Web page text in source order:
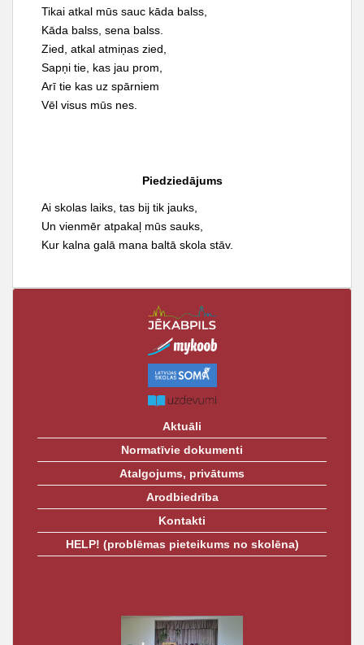
Tikai atkal mūs sauc kāda balss,
Kāda balss, sena balss.
Zied, atkal atmiņas zied,
Sapņi tie, kas jau prom,
Arī tie kas uz spārniem
Vēl visus mūs nes.
Piedziedājums
Ai skolas laiks, tas bij tik jauks,
Un vienmēr atpakaļ mūs sauks,
Kur kalna galā mana baltā skola stāv.
Aktuāli
Normatīvie dokumenti
Atalgojums, privātums
Arodbiedrība
Kontakti
HELP! (problēmas pieteikums no skolēna)